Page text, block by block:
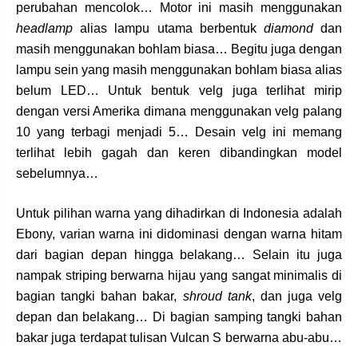
perubahan mencolok… Motor ini masih menggunakan
headlamp alias lampu utama berbentuk diamonddan
masih menggunakan bohlam biasa… Begitu juga dengan
lampu sein yang masih menggunakan bohlam biasa alias
belum LED… Untuk bentuk velg juga terlihat mirip
dengan versi Amerika dimana menggunakan velg palang
10 yang terbagi menjadi 5… Desain velg ini memang
terlihat lebih gagah dan keren dibandingkan model
sebelumnya…
Untuk pilihan warna yang dihadirkan di Indonesia adalah
Ebony, varian warna ini didominasi dengan warna hitam
dari bagian depan hingga belakang… Selain itu juga
nampak striping berwarna hijau yang sangat minimalis di
bagian tangki bahan bakar, shroud tank, dan juga velg
depan dan belakang… Di bagian samping tangki bahan
bakar juga terdapat tulisan Vulcan S berwarna abu-abu…